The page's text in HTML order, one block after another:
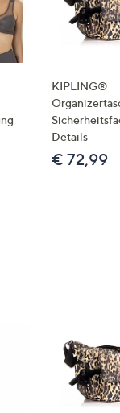
KIPLING®
Details
€ 72,99